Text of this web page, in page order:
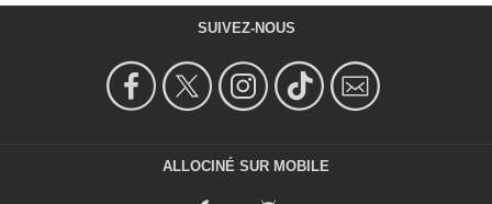
SUIVEZ-NOUS
ALLOCINÉ SUR MOBILE